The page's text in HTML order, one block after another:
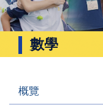
數學
概覽